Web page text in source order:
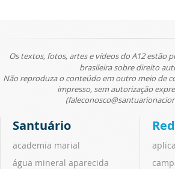
Os textos, fotos, artes e vídeos do A12 estão
brasileira sobre direito
Não reproduza o conteúdo em outro meio de
impresso, sem autorização
Santuário
academia marial
água mineral aparecida